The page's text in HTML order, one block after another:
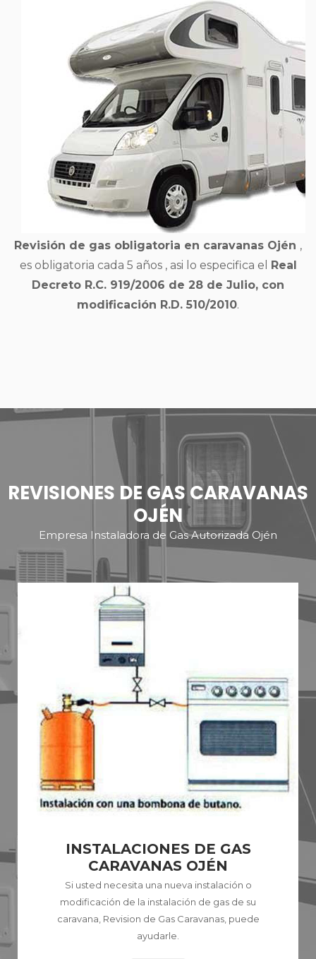
Revisión de gas obligatoria en caravanas Ojén ,
es obligatoria cada 5 años , asi lo especifica el Real
Decreto R.C. 919/2006 de 28 de Julio, con
modificación R.D. 510/2010.
REVISIONES DE GAS CARAVANAS
OJÉN
Empresa Instaladora de Gas Autorizada Ojén
INSTALACIONES DE GAS
CARAVANAS OJÉN
Si usted necesita una nueva instalación o
modificación de la instalación de gas de su
caravana, Revision de Gas Caravanas, puede
ayudarle.